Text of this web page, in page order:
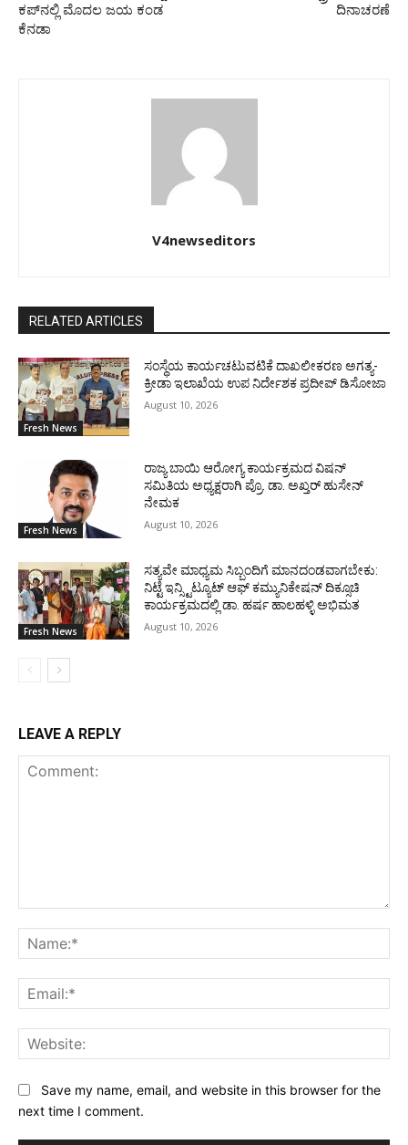
ಕಪ್‌ನಲ್ಲಿ ಮೊದಲ ಜಯ ಕಂಡ
ಕೆನಡಾ
ದಿನಾಚರಣೆ
V4newseditors
RELATED ARTICLES
Fresh News
ಸಂಸ್ಥೆಯ ಕಾರ್ಯಚಟುವಟಿಕೆ ದಾಖಲೀಕರಣ ಅಗತ್ಯ-
ಕ್ರೀಡಾ ಇಲಾಖೆಯ ಉಪ ನಿರ್ದೇಶಕ ಪ್ರದೀಪ್ ಡಿಸೋಜಾ
August 10, 2026
Fresh News
ರಾಜ್ಯ ಬಾಯಿ ಆರೋಗ್ಯ ಕಾರ್ಯಕ್ರಮದ ವಿಷನ್
ಸಮಿತಿಯ ಅಧ್ಯಕ್ಷರಾಗಿ ಪ್ರೊ. ಡಾ. ಅಖ್ತರ್ ಹುಸೇನ್
ನೇಮಕ
August 10, 2026
Fresh News
ಸತ್ಯವೇ ಮಾಧ್ಯಮ ಸಿಬ್ಬಂದಿಗೆ ಮಾನದಂಡವಾಗಬೇಕು:
ನಿಟ್ಟೆ ಇನ್ಸ್ಟಿಟ್ಯೂಟ್ ಆಫ್ ಕಮ್ಯುನಿಕೇಷನ್ ದಿಕ್ಸೂಚಿ
ಕಾರ್ಯಕ್ರಮದಲ್ಲಿ ಡಾ. ಹರ್ಷ ಹಾಲಹಳ್ಳಿ ಅಭಿಮತ
August 10, 2026
LEAVE A REPLY
Save my name, email, and website in this browser for the
next time I comment.